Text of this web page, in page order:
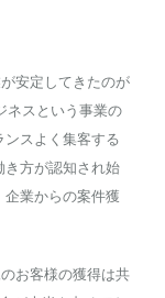
安定してきたのが
ネスという事業の
スよく集客する
き方が認知され始
業からの案件獲
お客様の獲得は共